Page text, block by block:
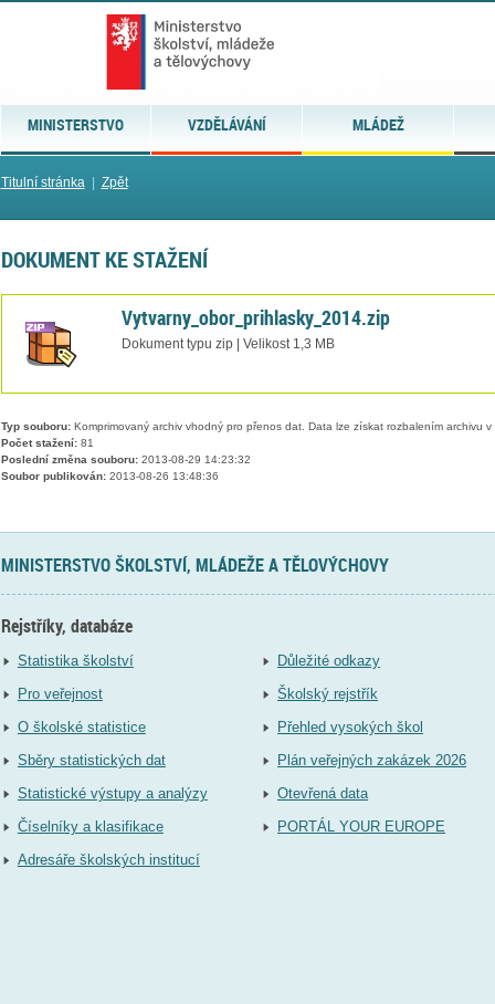
MINISTERSTVO VZDĚLÁVÁNÍ MLÁDEŽ
Titulní stránka| Zpět
DOKUMENT KE STAŽENÍ
Vytvarny_obor_prihlasky_2014.zip
Dokument typu zip | Velikost 1,3 MB
Typ souboru:Komprimovaný archiv vhodný pro přenos dat. Data lze získat rozbalením archivu
Počet stažení:81
Poslední změna souboru:2013-08-29 14:23:32
Soubor publikován:2013-08-26 13:48:36
MINISTERSTVO ŠKOLSTVÍ, MLÁDEŽE A TĚLOVÝCHOVY
Rejstříky, databáze
Statistika školství
Pro veřejnost
O školské statistice
Sběry statistických dat
Statistické výstupy a analýzy
Číselníky a klasifikace
Adresáře školských institucí
Důležité odkazy
Školský rejstřík
Přehled vysokých škol
Plán veřejných zakázek 2026
Otevřená data
PORTÁL YOUR EUROPE